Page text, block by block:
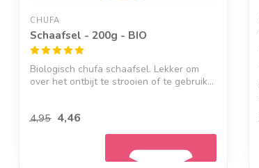
CHUFA
Schaafsel - 200g - BIO
Biologisch chufa schaafsel. Lekker om
over het ontbijt te strooien of te gebruik...
4,95 4,46